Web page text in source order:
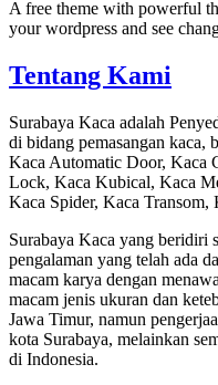
A free theme with powerful
your wordpress and see
Tentang Kami
Surabaya Kaca adalah
di bidang pemasangan kaca,
Kaca Automatic Door, Kaca
Lock, Kaca Kubical, Kaca
Kaca Spider, Kaca Transom,
Surabaya Kaca yang beridiri
pengalaman yang telah ada
macam karya dengan
macam jenis ukuran dan
Jawa Timur, namun
kota Surabaya, melainkan
di Indonesia.